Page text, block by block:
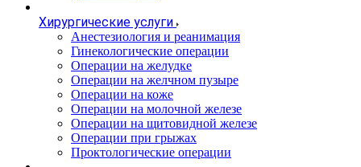
Хирургические услуги
Анестезиология и реанимация
Гинекологические операции
Операции на желудке
Операции на желчном пузыре
Операции на коже
Операции на молочной железе
Операции на щитовидной железе
Операции при грыжах
Проктологические операции